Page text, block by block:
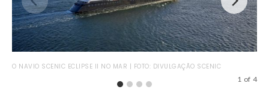
O NAVIO SCENIC ECLIPSE II NO MAR | FOTO: DIVULGAÇÃO SCENIC
1 of 4